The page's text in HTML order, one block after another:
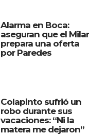
Alarma en Boca:
aseguran que el
prepara una oferta
por Paredes
Colapinto sufrió un
robo durante sus
vacaciones: “Ni la
matera me dejaron”